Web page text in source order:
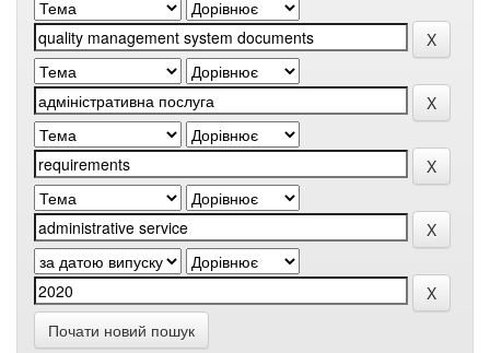
Почати новий пошук